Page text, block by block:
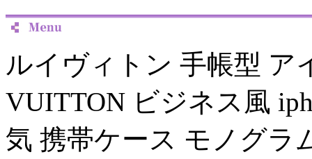
ルイヴィトン 手帳型 ア
VUITTON ビジネス風
気 携帯ケース モノグラ